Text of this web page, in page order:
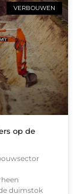
VERBOUWEN
op de
duimstok